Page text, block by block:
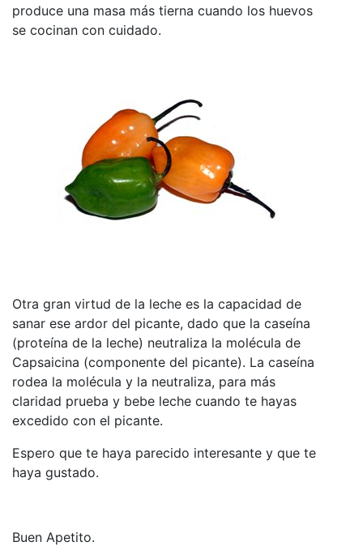
produce una masa más tierna cuando los huevos
se cocinan con cuidado.
Otra gran virtud de la leche es la capacidad de
sanar ese ardor del picante, dado que la caseína
(proteína de la leche) neutraliza la molécula de
Capsaicina (componente del picante). La caseína
rodea la molécula y la neutraliza, para más
claridad prueba y bebe leche cuando te hayas
excedido con el picante.
Espero que te haya parecido interesante y que te
haya gustado.
Buen Apetito.